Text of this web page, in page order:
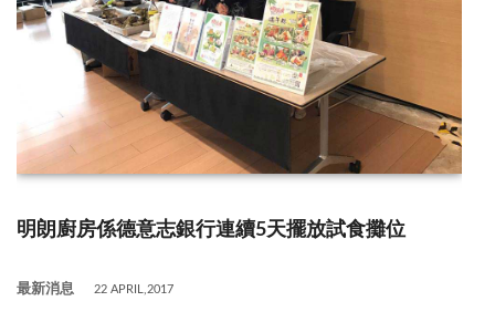
明朗廚房係德意志銀行連續5天擺放試食攤位
最新消息 22 APRIL,2017